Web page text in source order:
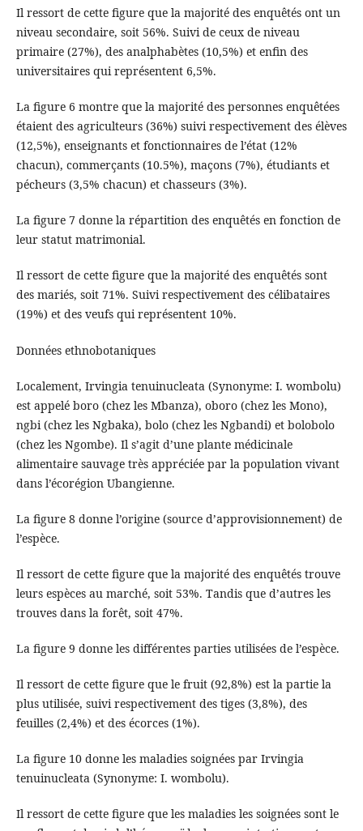
Il ressort de cette figure que la majorité des enquêtés ont un
niveau secondaire, soit 56%. Suivi de ceux de niveau
primaire (27%), des analphabètes (10,5%) et enfin des
universitaires qui représentent 6,5%.
La figure 6 montre que la majorité des personnes enquêtées
étaient des agriculteurs (36%) suivi respectivement des élèves
(12,5%), enseignants et fonctionnaires de l’état (12%
chacun), commerçants (10.5%), maçons (7%), étudiants et
pécheurs (3,5% chacun) et chasseurs (3%).
La figure 7 donne la répartition des enquêtés en fonction de
leur statut matrimonial.
Il ressort de cette figure que la majorité des enquêtés sont
des mariés, soit 71%. Suivi respectivement des célibataires
(19%) et des veufs qui représentent 10%.
Données ethnobotaniques
Localement, Irvingia tenuinucleata (Synonyme: I. wombolu)
est appelé boro (chez les Mbanza), oboro (chez les Mono),
ngbi (chez les Ngbaka), bolo (chez les Ngbandi) et bolobolo
(chez les Ngombe). Il s’agit d’une plante médicinale
alimentaire sauvage très appréciée par la population vivant
dans l’écorégion Ubangienne.
La figure 8 donne l’origine (source d’approvisionnement) de
l’espèce.
Il ressort de cette figure que la majorité des enquêtés trouve
leurs espèces au marché, soit 53%. Tandis que d’autres les
trouves dans la forêt, soit 47%.
La figure 9 donne les différentes parties utilisées de l’espèce.
Il ressort de cette figure que le fruit (92,8%) est la partie la
plus utilisée, suivi respectivement des tiges (3,8%), des
feuilles (2,4%) et des écorces (1%).
La figure 10 donne les maladies soignées par Irvingia
tenuinucleata (Synonyme: I. wombolu).
Il ressort de cette figure que les maladies les soignées sont le